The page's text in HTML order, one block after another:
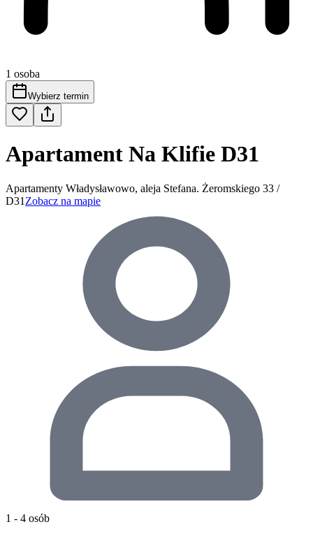
1 osoba
Wybierz termin
Apartament Na Klifie D31
Apartamenty Władysławowo, aleja Stefana. Żeromskiego 33 /
D31 Zobacz na mapie
1 - 4 osób